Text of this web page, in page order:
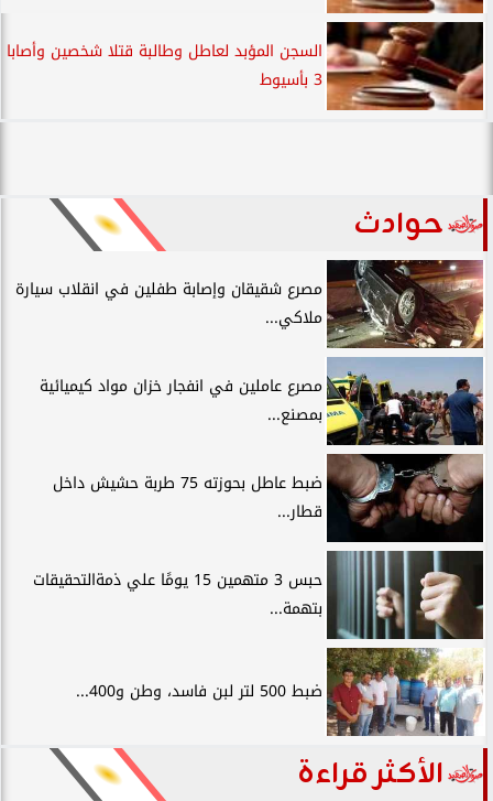
السجن المؤبد لعاطل وطالبة قتلا شخصين وأصابا
3 بأسيوط
حوادث
مصرع شقيقان وإصابة طفلين في انقلاب سيارة
ملاكي...
مصرع عاملين في انفجار خزان مواد كيميائية
بمصنع...
ضبط عاطل بحوزته 75 طربة حشيش داخل
قطار...
حبس 3 متهمين 15 يومًا علي ذمةالتحقيقات
بتهمة...
ضبط 500 لتر لبن فاسد، وطن و400...
الأكثر قراءة